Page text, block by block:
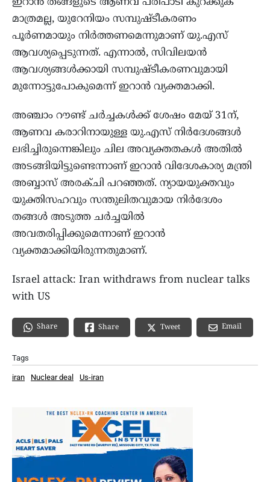
മാത്രമല്ല, യുറേനിയം സമ്പുഷ്ടീകരണം
പൂർണമായും നിർത്തണമെന്നുമാണ് യു.എസ്
ആവശ്യപ്പെടുന്നത്. എന്നാൽ, സിവിലയൻ
ആവശ്യങ്ങൾക്കായി സമ്പുഷ്ടീകരണവുമായി
മുന്നോട്ടുപോകുമെന്ന് ഇറാൻ വ്യക്തമാക്കി.
അഞ്ചാം റൗണ്ട് ചർച്ചകൾക്ക് ശേഷം മേയ് 31ന്,
ആണവ കരാറിനായുള്ള യു.എസ് നിർദേശങ്ങൾ
ലഭിച്ചിരുന്നെങ്കിലും ചില അവ്യക്തതകൾ അതിൽ
അടങ്ങിയിട്ടുണ്ടെന്നാണ് ഇറാൻ വിദേശകാര്യ മന്ത്രി
അബ്ബാസ് അരക്ചി പറഞ്ഞത്. ന്യായയുക്തവും
യുക്തിസഹവും സന്തുലിതവുമായ നിർദേശം
തങ്ങൾ അടുത്ത ചർച്ചയിൽ
അവതരിപ്പിക്കുമെന്നാണ് ഇറാൻ
വ്യക്തമാക്കിയിരുന്നതുമാണ്.
Israel attack: Iran withdraws from nuclear talks
with US
Share Share Tweet Email
Tags
iran Nuclear deal Us-iran